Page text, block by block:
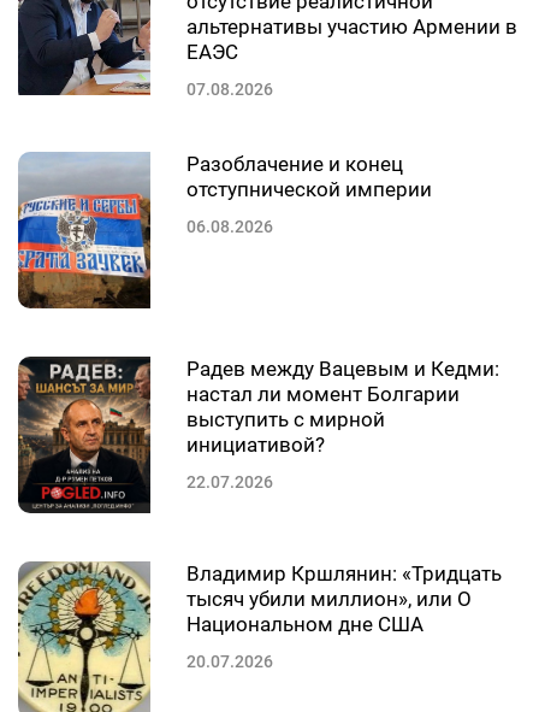
альтернативы участию Армении в
ЕАЭС
07.08.2026
Разоблачение и конец
отступнической империи
06.08.2026
Радев между Вацевым и Кедми:
настал ли момент Болгарии
выступить с мирной
инициативой?
22.07.2026
Владимир Кршлянин: «Тридцать
тысяч убили миллион», или О
Национальном дне США
20.07.2026